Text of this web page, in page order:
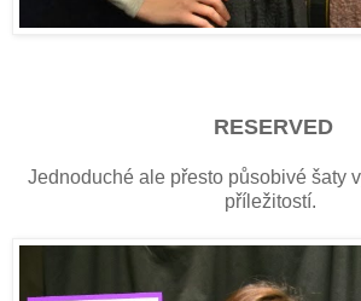
RESERVED
Jednoduché ale přesto působivé šaty
příležitostí.